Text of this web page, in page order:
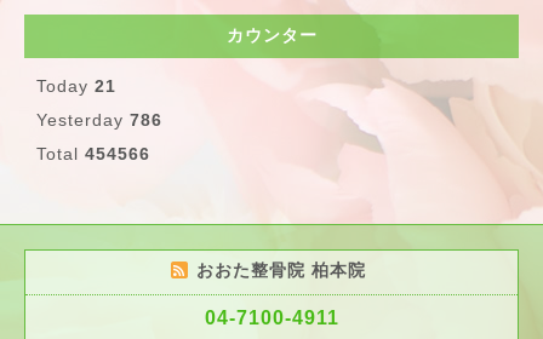
カウンター
Today 21
Yesterday 786
Total 454566
おおた整骨院 柏本院
04-7100-4911